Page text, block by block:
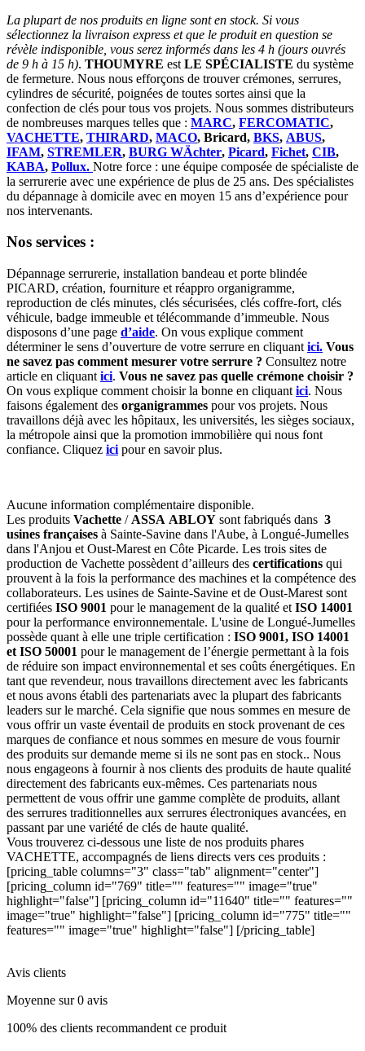
La plupart de nos produits en ligne sont en stock. Si vous
sélectionnez la livraison express et que le produit en question se
révèle indisponible, vous serez informés dans les 4 h (jours ouvrés
de 9 h à 15 h). THOUMYRE est LE SPÉCIALISTE du système
de fermeture. Nous nous efforçons de trouver crémones, serrures,
cylindres de sécurité, poignées de toutes sortes ainsi que la
confection de clés pour tous vos projets. Nous sommes distributeurs
de nombreuses marques telles que : MARC, FERCOMATIC,
VACHETTE, THIRARD, MACO, Bricard, BKS, ABUS,
IFAM, STREMLER, BURG WÄchter, Picard, Fichet, CIB,
KABA, Pollux. Notre force : une équipe composée de spécialiste de
la serrurerie avec une expérience de plus de 25 ans. Des spécialistes
du dépannage à domicile avec en moyen 15 ans d’expérience pour
nos intervenants.
Nos services :
Dépannage serrurerie, installation bandeau et porte blindée
PICARD, création, fourniture et réappro organigramme,
reproduction de clés minutes, clés sécurisées, clés coffre-fort, clés
véhicule, badge immeuble et télécommande d’immeuble. Nous
disposons d’une page d’aide. On vous explique comment
déterminer le sens d’ouverture de votre serrure en cliquant ici. Vous
ne savez pas comment mesurer votre serrure ? Consultez notre
article en cliquant ici. Vous ne savez pas quelle crémone choisir ?
On vous explique comment choisir la bonne en cliquant ici. Nous
faisons également des organigrammes pour vos projets. Nous
travaillons déjà avec les hôpitaux, les universités, les sièges sociaux,
la métropole ainsi que la promotion immobilière qui nous font
confiance. Cliquez ici pour en savoir plus.
Aucune information complémentaire disponible.
Les produits Vachette / ASSA ABLOY sont fabriqués dans 3
usines françaises à Sainte-Savine dans l'Aube, à Longué-Jumelles
dans l'Anjou et Oust-Marest en Côte Picarde. Les trois sites de
production de Vachette possèdent d’ailleurs des certifications qui
prouvent à la fois la performance des machines et la compétence des
collaborateurs. Les usines de Sainte-Savine et de Oust-Marest sont
certifiées ISO 9001 pour le management de la qualité et ISO 14001
pour la performance environnementale. L'usine de Longué-Jumelles
possède quant à elle une triple certification : ISO 9001, ISO 14001
et ISO 50001 pour le management de l’énergie permettant à la fois
de réduire son impact environnemental et ses coûts énergétiques. En
tant que revendeur, nous travaillons directement avec les fabricants
et nous avons établi des partenariats avec la plupart des fabricants
leaders sur le marché. Cela signifie que nous sommes en mesure de
vous offrir un vaste éventail de produits en stock provenant de ces
marques de confiance et nous sommes en mesure de vous fournir
des produits sur demande meme si ils ne sont pas en stock.. Nous
nous engageons à fournir à nos clients des produits de haute qualité
directement des fabricants eux-mêmes. Ces partenariats nous
permettent de vous offrir une gamme complète de produits, allant
des serrures traditionnelles aux serrures électroniques avancées, en
passant par une variété de clés de haute qualité.
Vous trouverez ci-dessous une liste de nos produits phares
VACHETTE, accompagnés de liens directs vers ces produits :
[pricing_table columns="3" class="tab" alignment="center"]
[pricing_column id="769" title="" features="" image="true"
highlight="false"] [pricing_column id="11640" title="" features=""
image="true" highlight="false"] [pricing_column id="775" title=""
features="" image="true" highlight="false"] [/pricing_table]
Avis clients
Moyenne sur 0 avis
100% des clients recommandent ce produit